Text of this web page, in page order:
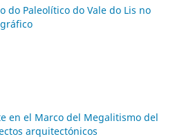
do Paleolítico do Vale do Lis no
en el Marco del Megalitismo del
arquitectónicos